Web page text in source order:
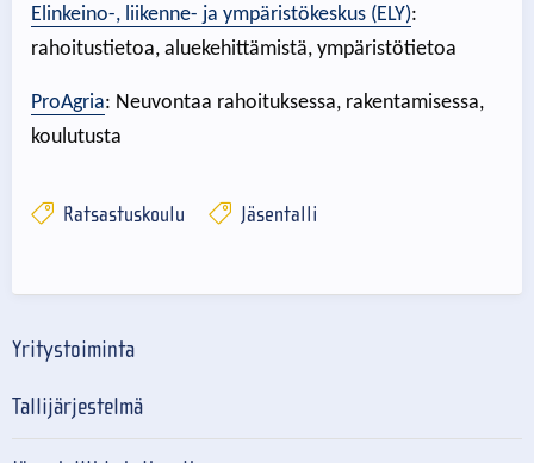
Elinkeino-, liikenne- ja ympäristökeskus (ELY):
rahoitustietoa, aluekehittämistä, ympäristötietoa
ProAgria: Neuvontaa rahoituksessa, rakentamisessa,
koulutusta
Ratsastuskoulu Jäsentalli
Yritystoiminta
Tallijärjestelmä